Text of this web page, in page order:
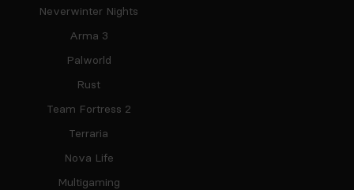
Neverwinter Nights
Arma 3
Palworld
Rust
Team Fortress 2
Terraria
Nova Life
Multigaming